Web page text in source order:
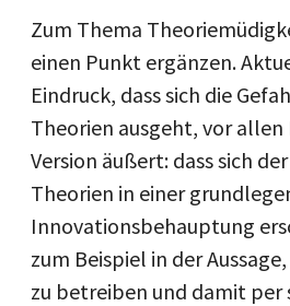
Zum Thema
einen Punkt ergänzen.
Eindruck, dass sich die
Theorien ausgeht, vor allen
Version äußert: dass sich
Theorien in einer
Innovationsbehauptung
zum Beispiel in der
zu betreiben und damit per